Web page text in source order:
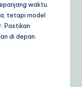
waktu.
tetapi model
Pastikan
di depan.